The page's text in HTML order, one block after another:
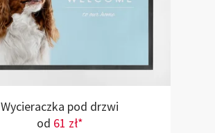
Wycieraczka pod drzwi
od 61 zł*